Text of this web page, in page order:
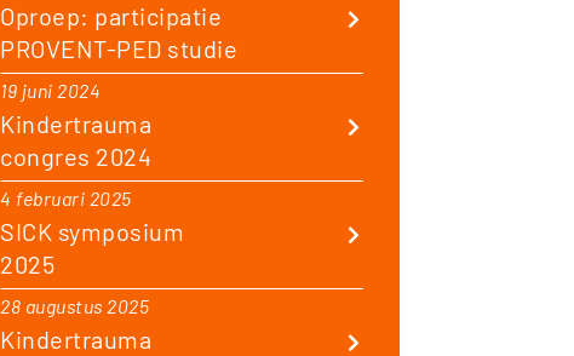
Oproep: participatie
PROVENT-PED studie
19 juni 2024
Kindertrauma
congres 2024
4 februari 2025
SICK symposium
2025
28 augustus 2025
Kindertrauma